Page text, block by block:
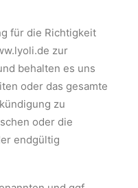
für die Richtigkeit
zur
behalten es uns
oder das gesamte
zu
oder die
endgültig